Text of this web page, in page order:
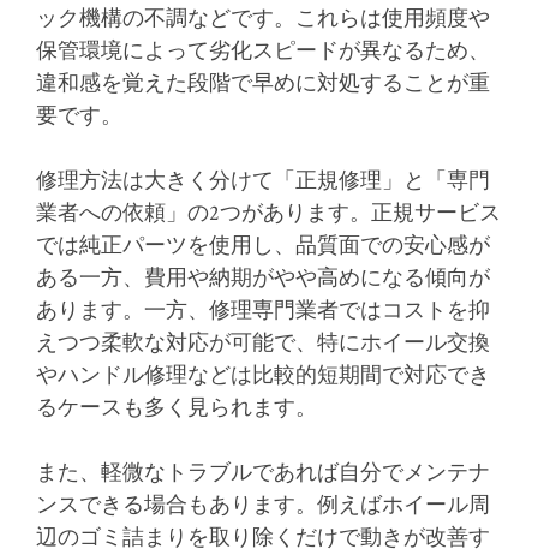
ック機構の不調などです。これらは使用頻度や
保管環境によって劣化スピードが異なるため、
違和感を覚えた段階で早めに対処することが重
要です。
修理方法は大きく分けて「正規修理」と「専門
業者への依頼」の2つがあります。正規サービス
では純正パーツを使用し、品質面での安心感が
ある一方、費用や納期がやや高めになる傾向が
あります。一方、修理専門業者ではコストを抑
えつつ柔軟な対応が可能で、特にホイール交換
やハンドル修理などは比較的短期間で対応でき
るケースも多く見られます。
また、軽微なトラブルであれば自分でメンテナ
ンスできる場合もあります。例えばホイール周
辺のゴミ詰まりを取り除くだけで動きが改善す